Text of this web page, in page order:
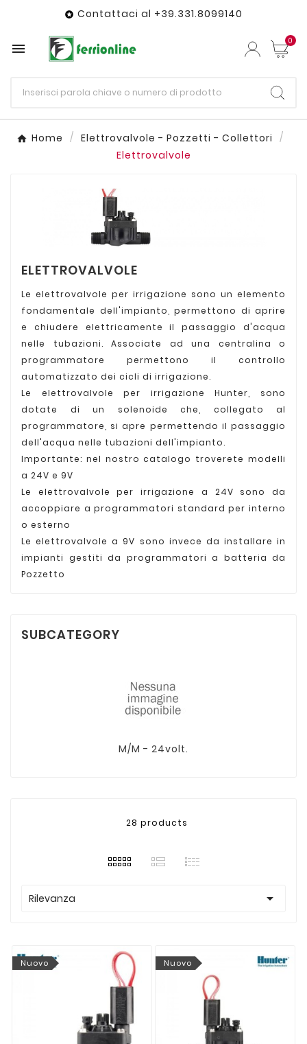
 Contattaci al +39.331.8099140
 0
Home
Elettrovalvole - Pozzetti - Collettori
Elettrovalvole
ELETTROVALVOLE
Le elettrovalvole per irrigazione sono un elemento
fondamentale dell'impianto, permettono di aprire
e chiudere elettricamente il passaggio d'acqua
nelle tubazioni. Associate ad una centralina o
programmatore permettono il controllo
automatizzato dei cicli di irrigazione.
Le elettrovalvole per irrigazione Hunter, sono
dotate di un solenoide che, collegato al
programmatore, si apre permettendo il passaggio
dell'acqua nelle tubazioni dell'impianto.
Importante: nel nostro catalogo troverete modelli
a 24V e 9V
Le elettrovalvole per irrigazione a 24V sono da
accoppiare a programmatori standard per interno
o esterno
Le elettrovalvole a 9V sono invece da installare in
impianti gestiti da programmatori a batteria da
Pozzetto
SUBCATEGORY
M/M - 24volt.
28 products
Rilevanza 
Nuovo Nuovo